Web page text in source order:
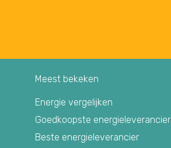
Meest bekeken
Energie vergelijken
Goedkoopste energieleverancier
Beste energieleverancier